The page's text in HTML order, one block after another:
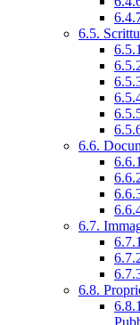
6.5.
6.6.
6.7.
6.8.